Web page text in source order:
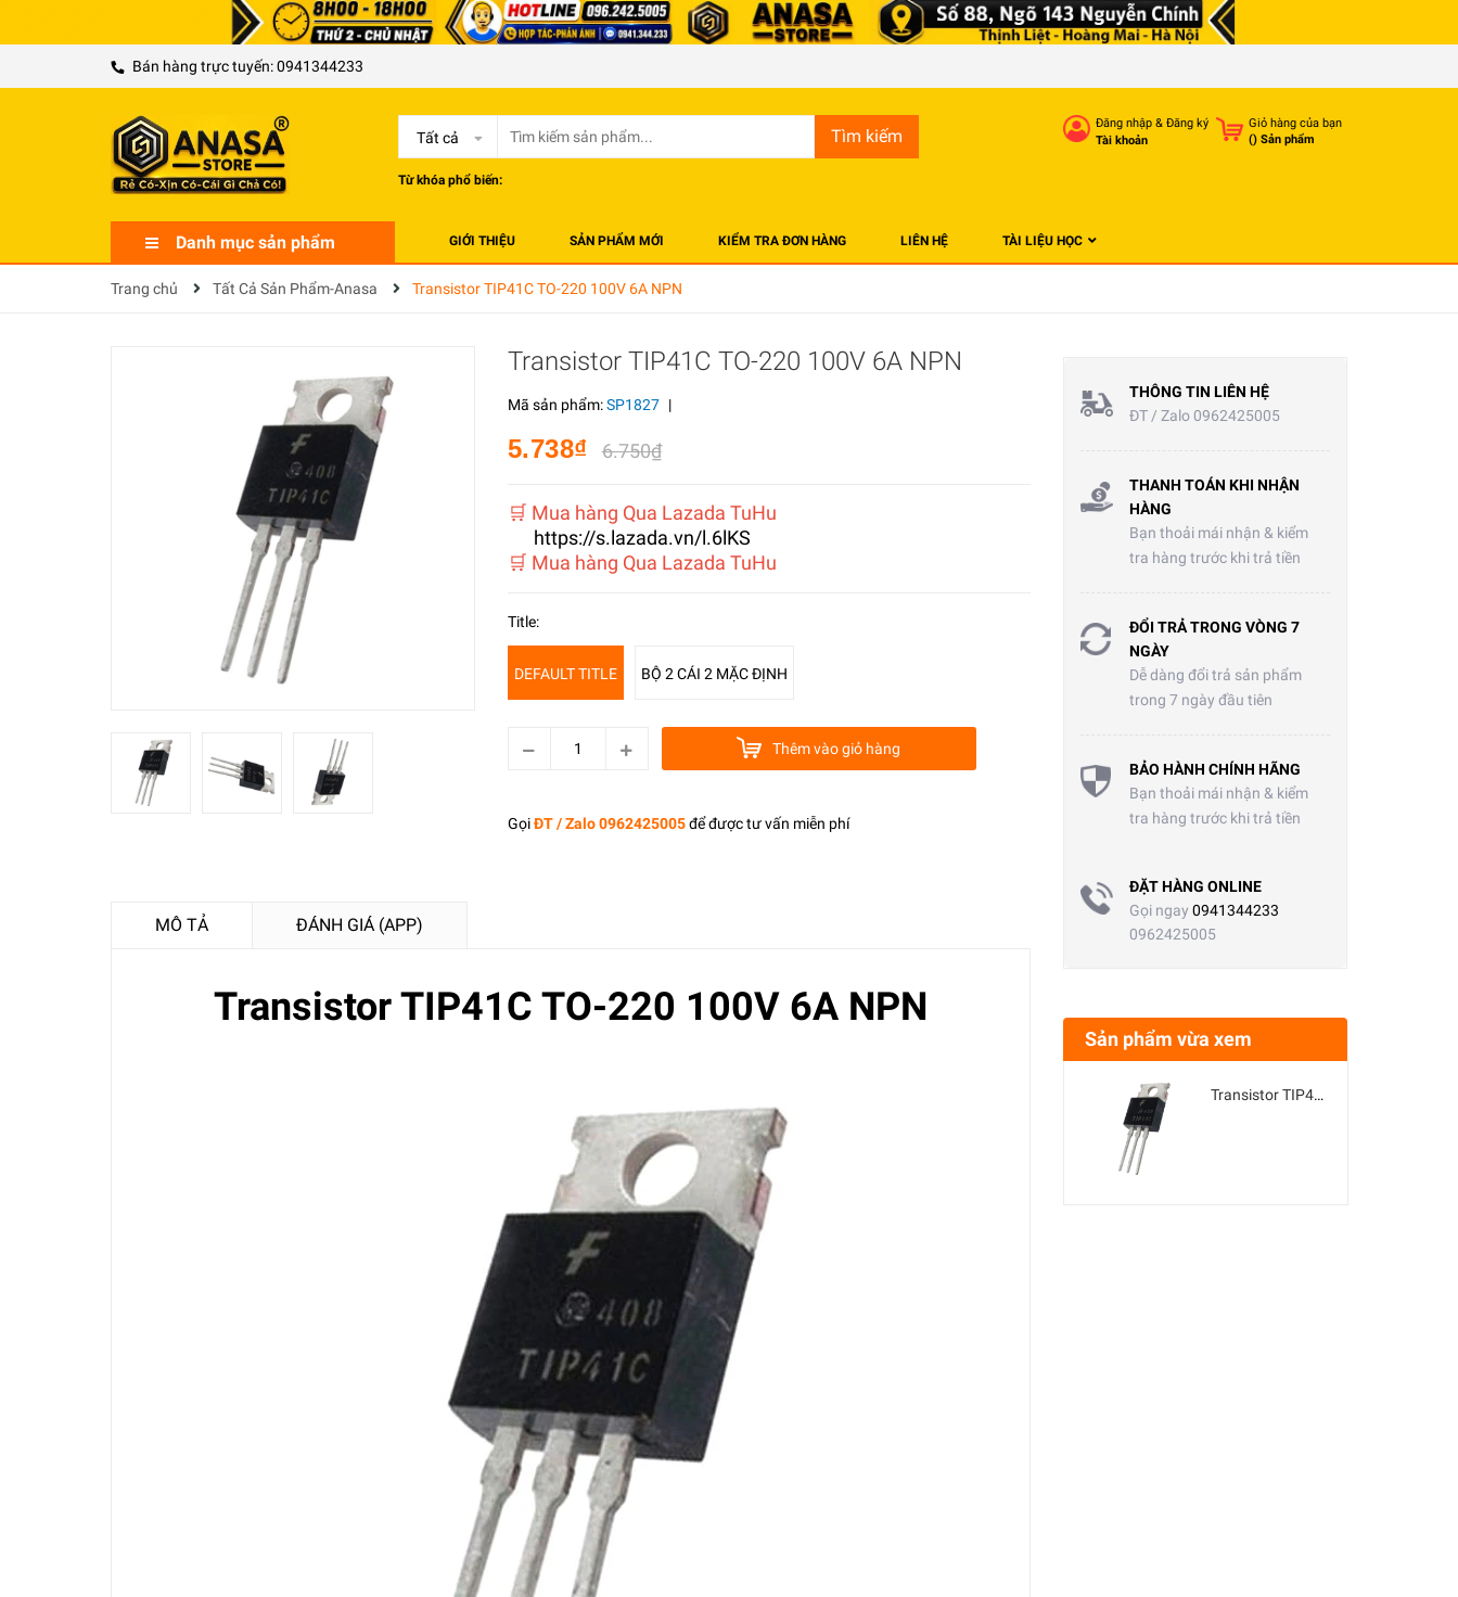
Bán hàng trực tuyến:0941344233
Tất cả Tìm kiếm
Từ khóa phổ biến:
Đăng nhập& Đăng ký
Tài khoản
Giỏ hàng của bạn
() Sản phẩm
Danh mục sản phẩm GIỚI THIỆU SẢN PHẨM MỚI KIỂM TRA ĐƠN HÀNG LIÊN HỆ TÀI LIỆU HỌC
Trang chủ Tất Cả Sản Phẩm-Anasa Transistor TIP41C TO-220 100V 6A NPN
Transistor TIP41C TO-220 100V 6A NPN
Mã sản phẩm:SP1827 |
5.738₫ 6.750₫
🛒 Mua hàng Qua Lazada TuHu
https://s.lazada.vn/l.6lKS
️🛒 Mua hàng Qua Lazada TuHu
Title:
DEFAULT TITLE BỘ 2 CÁI 2 MẶC ĐỊNH
Thêm vào giỏ hàng
GọiĐT / Zalo 0962425005để được tư vấn miễn phí
MÔ TẢ ĐÁNH GIÁ (APP)
Transistor TIP41C TO-220 100V 6A NPN
THÔNG TIN LIÊN HỆ
ĐT / Zalo 0962425005
THANH TOÁN KHI NHẬN
HÀNG
Bạn thoải mái nhận & kiểm
tra hàng trước khi trả tiền
ĐỔI TRẢ TRONG VÒNG 7
NGÀY
Dễ dàng đổi trả sản phẩm
trong 7 ngày đầu tiên
BẢO HÀNH CHÍNH HÃNG
Bạn thoải mái nhận & kiểm
tra hàng trước khi trả tiền
ĐẶT HÀNG ONLINE
Gọi ngay 0941344233
0962425005
Sản phẩm vừa xem
Transistor TIP41C TO-220 100V 6A NPN